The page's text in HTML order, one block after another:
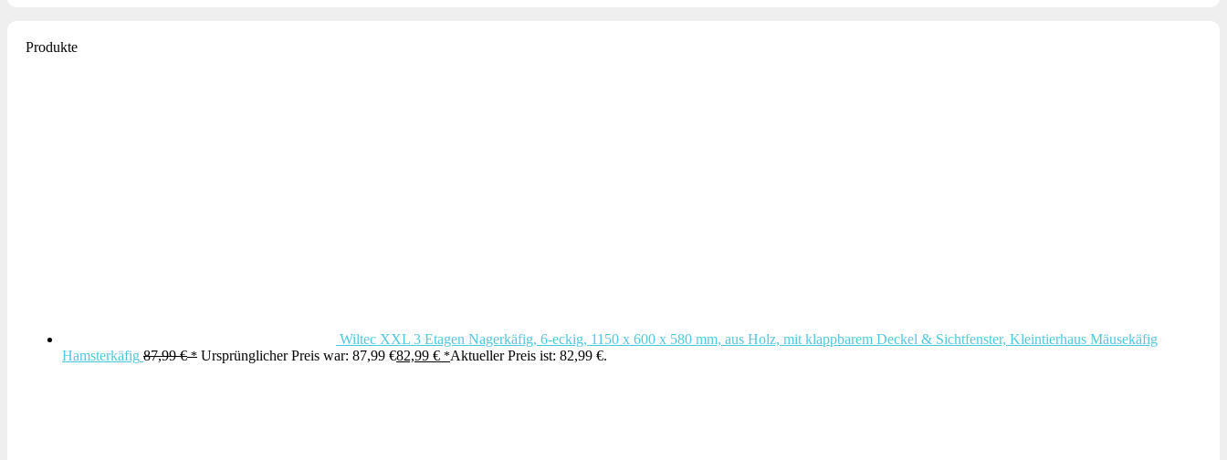
Produkte
Wiltec XXL 3 Etagen Nagerkäfig, 6-eckig, 1150 x 600 x 580 mm, aus Holz, mit klappbarem Deckel & Sichtfenster, Kleintierhaus Mäusekäfig
Hamsterkäfig 87,99€ Ursprünglicher Preis war: 87,99 €82,99 € Aktueller Preis ist: 82,99 €.